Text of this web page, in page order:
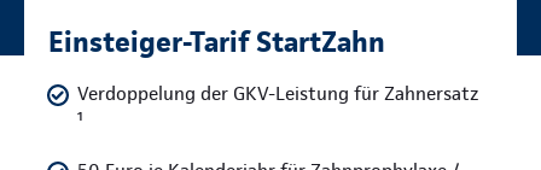
Einsteiger-Tarif StartZahn
Verdoppelung der GKV-Leistung für Zahnersatz
¹